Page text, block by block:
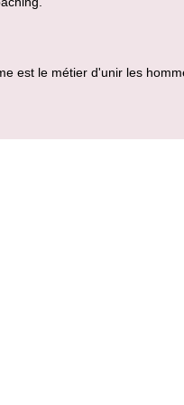
est le métier d'unir les